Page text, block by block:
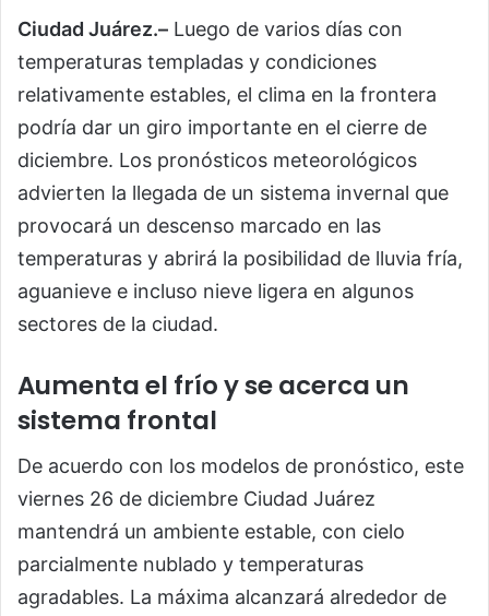
Ciudad Juárez.– Luego de varios días con
temperaturas templadas y condiciones
relativamente estables, el clima en la frontera
podría dar un giro importante en el cierre de
diciembre. Los pronósticos meteorológicos
advierten la llegada de un sistema invernal que
provocará un descenso marcado en las
temperaturas y abrirá la posibilidad de lluvia fría,
aguanieve e incluso nieve ligera en algunos
sectores de la ciudad.
Aumenta el frío y se acerca un
sistema frontal
De acuerdo con los modelos de pronóstico, este
viernes 26 de diciembre Ciudad Juárez
mantendrá un ambiente estable, con cielo
parcialmente nublado y temperaturas
agradables. La máxima alcanzará alrededor de